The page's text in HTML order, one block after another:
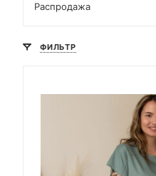
Распродажа
ФИЛЬТР